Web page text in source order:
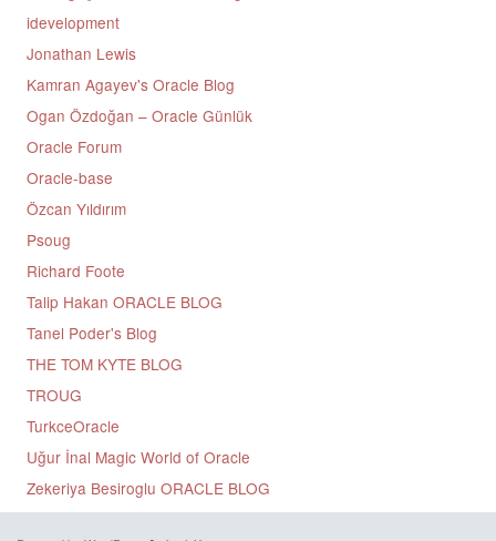
idevelopment
Jonathan Lewis
Kamran Agayev's Oracle Blog
Ogan Özdoğan – Oracle Günlük
Oracle Forum
Oracle-base
Özcan Yıldırım
Psoug
Richard Foote
Talip Hakan ORACLE BLOG
Tanel Poder's Blog
THE TOM KYTE BLOG
TROUG
TurkceOracle
Uğur İnal Magic World of Oracle
Zekeriya Besiroglu ORACLE BLOG